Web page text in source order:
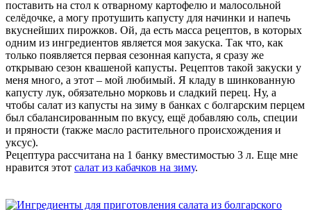
поставить на стол к отварному картофелю и малосольной
селёдочке, а могу протушить капусту для начинки и напечь
вкуснейших пирожков. Ой, да есть масса рецептов, в которых
одним из ингредиентов является моя закуска. Так что, как
только появляется первая сезонная капуста, я сразу же
открываю сезон квашеной капусты. Рецептов такой закуски у
меня много, а этот – мой любимый. Я кладу в шинкованную
капусту лук, обязательно морковь и сладкий перец. Ну, а
чтобы салат из капусты на зиму в банках с болгарским перцем
был сбалансированным по вкусу, ещё добавляю соль, специи
и пряности (также масло растительного происхождения и
уксус).
Рецептура рассчитана на 1 банку вместимостью 3 л. Еще мне
нравится этот салат из кабачков на зиму.